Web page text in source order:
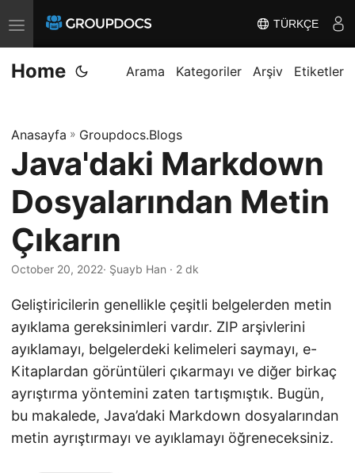
T
o
g
e
v
i
g
a
i
o
n
TÜRKÇE
Home Arama Kategoriler Arşiv Etiketler
Anasayfa » Groupdocs.Blogs
Java'daki Markdown
Dosyalarından Metin
Çıkarın
October 20, 2022· Şuayb Han · 2 dk
Geliştiricilerin genellikle çeşitli belgelerden metin
ayıklama gereksinimleri vardır. ZIP arşivlerini
ayıklamayı, belgelerdeki kelimeleri saymayı, e-
Kitaplardan görüntüleri çıkarmayı ve diğer birkaç
ayrıştırma yöntemini zaten tartışmıştık. Bugün,
bu makalede, Java’daki Markdown dosyalarından
metin ayrıştırmayı ve ayıklamayı öğreneceksiniz.